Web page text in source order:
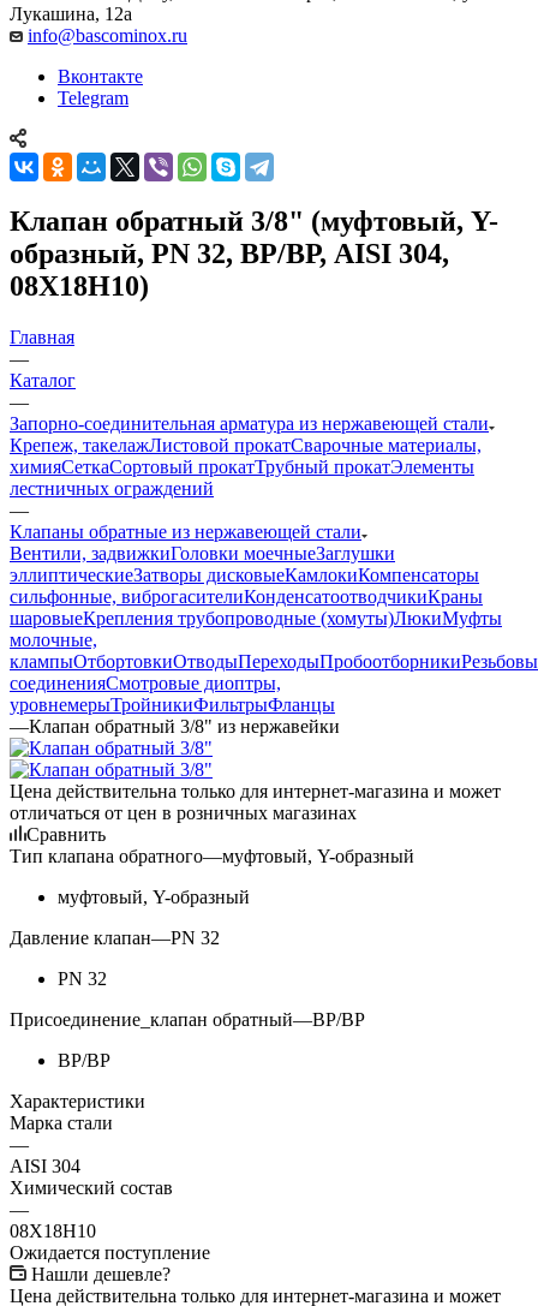
Лукашина, 12а
info@bascominox.ru
Вконтакте
Telegram
Клапан обратный 3/8" (муфтовый, Y-
образный, PN 32, ВР/ВР, AISI 304,
08Х18Н10)
Главная
—
Каталог
—
Запорно-соединительная арматура из нержавеющей стали
Крепеж, такелажЛистовой прокатСварочные материалы,
химияСеткаСортовый прокатТрубный прокатЭлементы
лестничных ограждений
—
Клапаны обратные из нержавеющей стали
Вентили, задвижкиГоловки моечныеЗаглушки
эллиптическиеЗатворы дисковыеКамлокиКомпенсаторы
сильфонные, виброгасителиКонденсатоотводчикиКраны
шаровыеКрепления трубопроводные (хомуты)ЛюкиМуфты
молочные,
клампыОтбортовкиОтводыПереходыПробоотборники
соединенияСмотровые диоптры,
уровнемерыТройникиФильтрыФланцы
—Клапан обратный 3/8" из нержавейки
Цена действительна только для интернет-магазина и может
отличаться от цен в розничных магазинах
Сравнить
Тип клапана обратного—муфтовый, Y-образный
муфтовый, Y-образный
Давление клапан—PN 32
PN 32
Присоединение_клапан обратный—ВР/ВР
ВР/ВР
Характеристики
Марка стали
—
AISI 304
Химический состав
—
08Х18Н10
Ожидается поступление
Нашли дешевле?
Цена действительна только для интернет-магазина и может